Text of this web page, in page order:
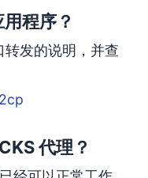
程序？
转发的说明，并查
代理？